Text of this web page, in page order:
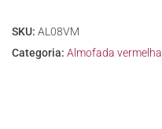
SKU: AL08VM
Categoria: Almofada vermelha